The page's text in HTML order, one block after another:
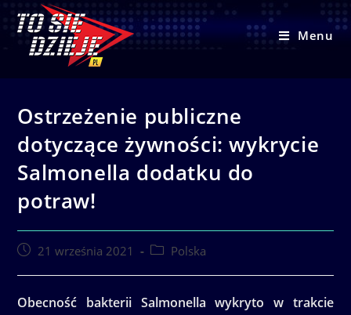
content
Menu
Ostrzeżenie publiczne
dotyczące żywności: wykrycie
Salmonella dodatku do
potraw!
Post21 września 2021
PostPolska
Obecność bakterii Salmonella wykryto w trakcie